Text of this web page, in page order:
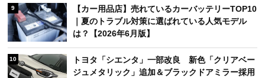
9
【カー用品店】売れているカーバッテリーTOP10
｜夏のトラブル対策に選ばれている人気モデル
は？【2026年6月版】
10
トヨタ「シエンタ」一部改良 新色「クリアベー
ジュメタリック」追加＆ブラックドアミラー採用